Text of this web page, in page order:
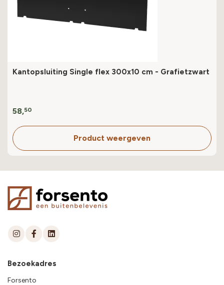
Kantopsluiting Single flex 300x10 cm - Grafietzwart
58,50
Product weergeven
Bezoekadres
Forsento